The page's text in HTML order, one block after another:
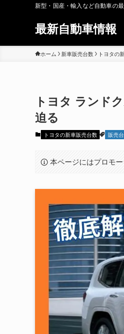
新型・国産・輸入など自動車の
最新自動車情報
ホーム 新車販売台数 トヨタの
トヨタ ランド
迫る
トヨタの新車販売台数 販売
本ページにはプロモ